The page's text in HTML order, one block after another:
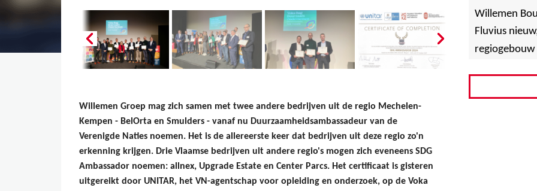
Willemen Groep mag zich samen met twee andere bedrijven uit de regio Mechelen-
Kempen - BelOrta en Smulders - vanaf nu Duurzaamheidsambassadeur van de
Verenigde Naties noemen. Het is de allereerste keer dat bedrijven uit deze regio zo'n
erkenning krijgen. Drie Vlaamse bedrijven uit andere regio's mogen zich eveneens SDG
Ambassador noemen: allnex, Upgrade Estate en Center Parcs. Het certificaat is gisteren
uitgereikt door UNITAR, het VN-agentschap voor opleiding en onderzoek, op de Voka
Willemen
Fluvius